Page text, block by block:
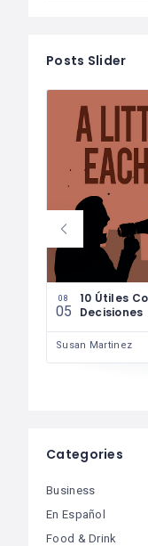
Posts Slider
08
05
10 Útiles
Decisiones
Susan Martinez
Categories
Business
En Español
Food & Drink